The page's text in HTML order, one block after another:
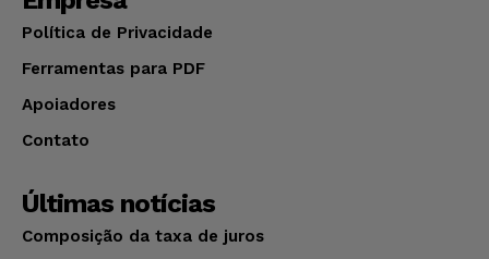
Política de Privacidade
Ferramentas para PDF
Apoiadores
Contato
Últimas notícias
Composição da taxa de juros